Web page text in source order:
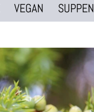
VEGAN SUPPEN